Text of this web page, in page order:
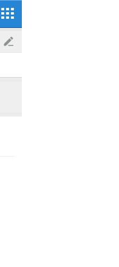
글
쓰